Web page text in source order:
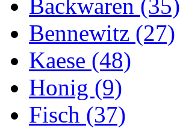
Backwaren (35)
Bennewitz (27)
Kaese (48)
Honig (9)
Fisch (37)